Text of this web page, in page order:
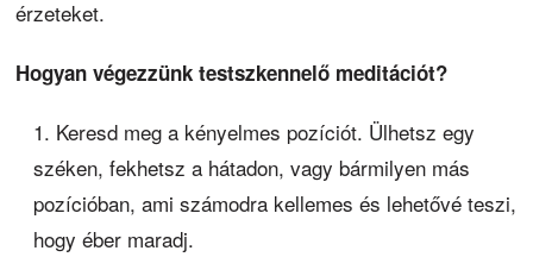
érzeteket.
Hogyan végezzünk testszkennelő meditációt?
Keresd meg a kényelmes pozíciót. Ülhetsz egy
széken, fekhetsz a hátadon, vagy bármilyen más
pozícióban, ami számodra kellemes és lehetővé teszi,
hogy éber maradj.